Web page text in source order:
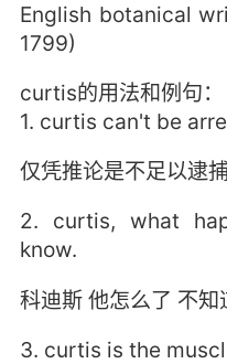
English botanical
1799)
curtis的用法和例句：
1. curtis can't be
仅凭推论是不足以逮
2. curtis, what
know.
科迪斯 他怎么了 不知
3. curtis is the